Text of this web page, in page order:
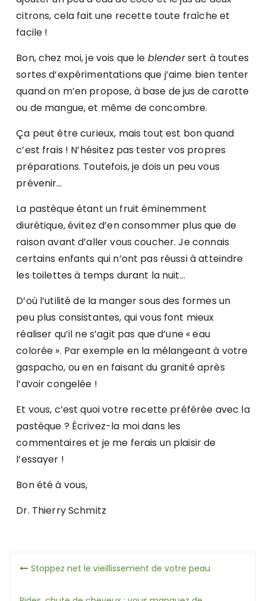
citrons, cela fait une recette toute fraîche et
facile !
Bon, chez moi, je vois que le blendersert à toutes
sortes d’expérimentations que j’aime bien tenter
quand on m’en propose, à base de jus de carotte
ou de mangue, et même de concombre.
Ça peut être curieux, mais tout est bon quand
c’est frais ! N’hésitez pas tester vos propres
préparations. Toutefois, je dois un peu vous
prévenir…
La pastèque étant un fruit éminemment
diurétique, évitez d’en consommer plus que de
raison avant d’aller vous coucher. Je connais
certains enfants qui n’ont pas réussi à atteindre
les toilettes à temps durant la nuit…
D’où l’utilité de la manger sous des formes un
peu plus consistantes, qui vous font mieux
réaliser qu’il ne s’agit pas que d’une « eau
colorée ». Par exemple en la mélangeant à votre
gaspacho, ou en en faisant du granité après
l’avoir congelée !
Et vous, c’est quoi votre recette préférée avec la
pastèque ? Écrivez-la moi dans les
commentaires et je me ferais un plaisir de
l’essayer !
Bon été à vous,
Dr. Thierry Schmitz
Navigation
Stoppez net le vieillissement de votre peau